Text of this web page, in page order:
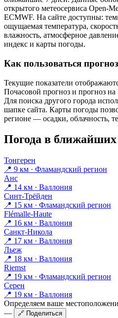
открытого метеосервиса Open-
ECMWF. На сайте доступны:
ощущаемая температура,
влажность, атмосферное
индекс и карты погоды.
Как пользоваться
Текущие показатели
Почасовой прогноз и прогноз
Для поиска другого города
шапке сайта. Карты погоды
регионе — осадки, облачность,
Погода в ближайших
Тонгерен
📍 9 км · Фламандский регион
Анс
📍 14 км · Валлония
Синт-Трёйден
📍 15 км · Фламандский регион
Flémalle-Haute
📍 16 км · Валлония
Санкт-Никола
📍 17 км · Валлония
Льеж
📍 18 км · Валлония
Riemst
📍 19 км · Фламандский регион
Серен
📍 19 км · Валлония
Определяем ваше
—
🔗 Поделиться